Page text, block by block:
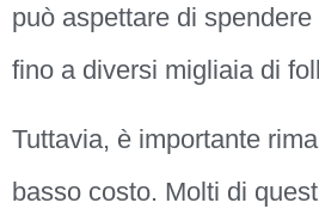
può aspettare di
fino a diversi migliaia di
Tuttavia, è importante
basso costo. Molti di